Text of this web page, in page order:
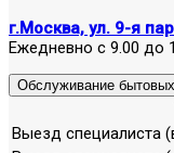
г.Москва, ул. 9-я
Ежедневно с 9.00 до
Обслуживание
Выезд специалиста